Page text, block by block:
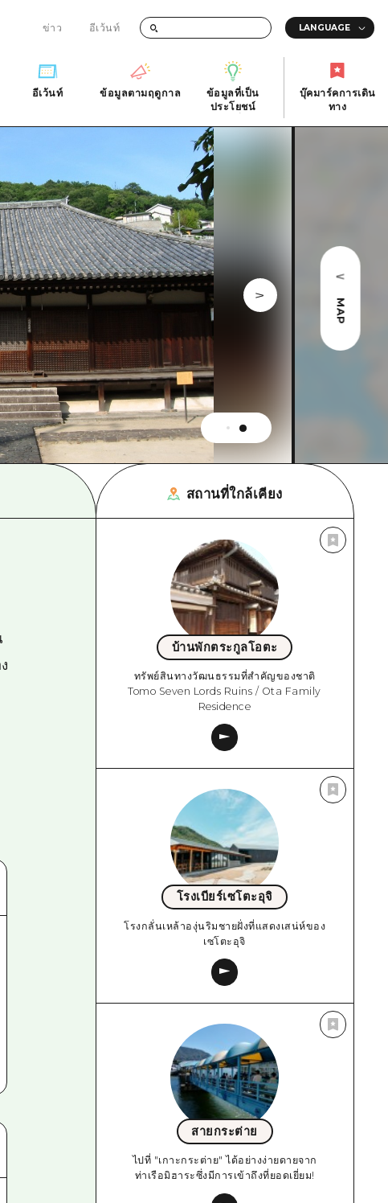
ข่าว อีเว้นท์
ม่า
ม่า
อีเว้นท์
ข้อมูลตามฤดูกาล
ข้อมูลที่เป็น
ประโยชน์
ประโยชน์
ะนะชิ
Fi
International
คำถามที่พบบ่อย
ดาวน์โหลดรูปภาพ
ข้อมูลการขนส่งระหว่างเกิดภัยพิบัติ
บุ๊คมาร์คการเดิน
ทาง
ภัยพิบัติ
MAP
สถานที่ใกล้เคียง
บ้านพักตระกูลโอตะ
ทรัพย์สินทางวัฒนธรรมที่สำคัญของชาติ
Tomo Seven Lords Ruins / Ota Family
Residence
โรงเบียร์เซโตะอุจิ
โรงกลั่นเหล้าองุ่นริมชายฝั่งที่แสดงเสน่ห์ของ
เซโตะอุจิ
สายกระต่าย
ไปที่ "เกาะกระต่าย" ได้อย่างง่ายดายจาก
ท่าเรือมิฮาระซึ่งมีการเข้าถึงที่ยอดเยี่ยม!